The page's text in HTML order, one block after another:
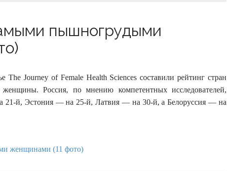
пышногрудыми
The Journey of Female Health Sciences составили рейтинг стран
Россия, по мнению компетентных исследователей,
21-й, Эстония — на 25-й, Латвия — на 30-й, а Белоруссия — на